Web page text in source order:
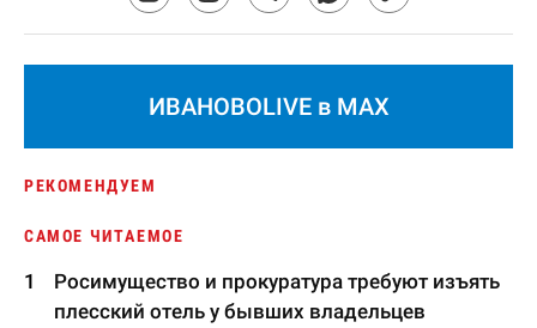
ИВАНОВОLIVE в MAX
РЕКОМЕНДУЕМ
САМОЕ ЧИТАЕМОЕ
Росимущество и прокуратура требуют изъять
плесский отель у бывших владельцев